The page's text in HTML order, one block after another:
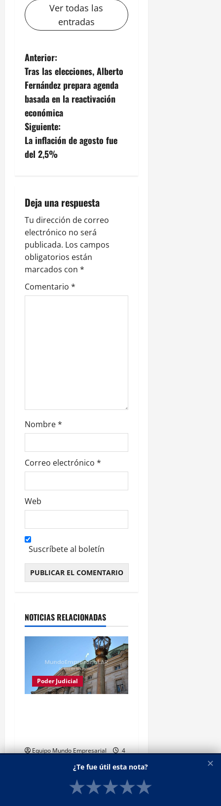
Ver todas las
entradas
N
a
v
e
g
a
i
ó
n
d
e
d
a
s
Anterior:
Tras las elecciones, Alberto
Fernández prepara agenda
basada en la reactivación
económica
Siguiente:
La inflación de agosto fue
del 2,5%
Deja una respuesta
Tu dirección de correo
electrónico no será
publicada. Los campos
obligatorios están
marcados con *
Comentario *
Nombre*
Correo electrónico *
Web
Suscríbete al boletín
NOTICIAS RELACIONADAS
Poder Judicial
Equipo Mundo Empresarial
4
✕
¿Te fue útil esta nota?
★★★★★